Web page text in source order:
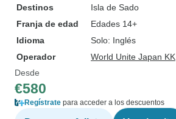
Destinos
Isla de Sado
Franja de edad
Edades 14+
Idioma
Solo: Inglés
Operador
World Unite Japan KK
Desde
€580
Regístrate para acceder a los descuentos